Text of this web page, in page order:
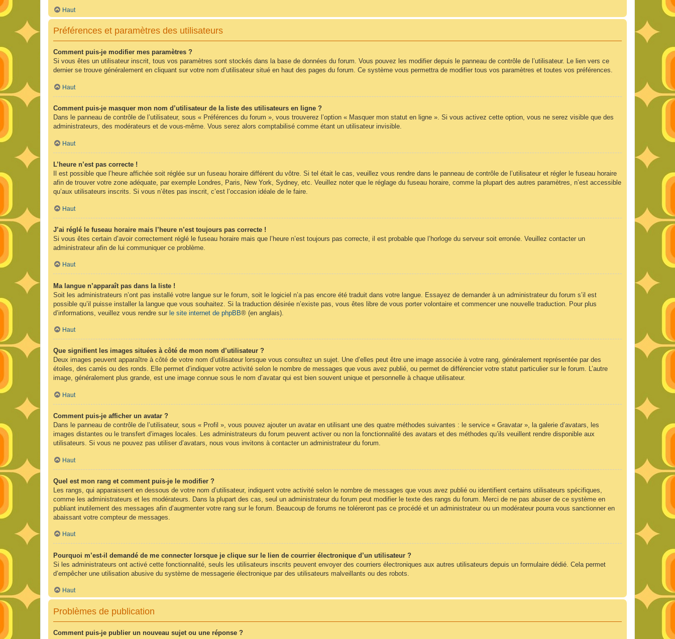
Haut
Préférences et paramètres des utilisateurs
Comment puis-je modifier mes paramètres ?
Si vous êtes un utilisateur inscrit, tous vos paramètres sont stockés dans la base de données du forum. Vous pouvez les modifier depuis le panneau de contrôle de l’utilisateur. Le lien vers ce
dernier se trouve généralement en cliquant sur votre nom d’utilisateur situé en haut des pages du forum. Ce système vous permettra de modifier tous vos paramètres et toutes vos préférences.
Haut
Comment puis-je masquer mon nom d’utilisateur de la liste des utilisateurs en ligne ?
Dans le panneau de contrôle de l’utilisateur, sous « Préférences du forum », vous trouverez l’option « Masquer mon statut en ligne ». Si vous activez cette option, vous ne serez visible que des
administrateurs, des modérateurs et de vous-même. Vous serez alors comptabilisé comme étant un utilisateur invisible.
Haut
L’heure n’est pas correcte !
Il est possible que l’heure affichée soit réglée sur un fuseau horaire différent du vôtre. Si tel était le cas, veuillez vous rendre dans le panneau de contrôle de l’utilisateur et régler le fuseau horaire
afin de trouver votre zone adéquate, par exemple Londres, Paris, New York, Sydney, etc. Veuillez noter que le réglage du fuseau horaire, comme la plupart des autres paramètres, n’est accessible
qu’aux utilisateurs inscrits. Si vous n’êtes pas inscrit, c’est l’occasion idéale de le faire.
Haut
J’ai réglé le fuseau horaire mais l’heure n’est toujours pas correcte !
Si vous êtes certain d’avoir correctement réglé le fuseau horaire mais que l’heure n’est toujours pas correcte, il est probable que l’horloge du serveur soit erronée. Veuillez contacter un
administrateur afin de lui communiquer ce problème.
Haut
Ma langue n’apparaît pas dans la liste !
Soit les administrateurs n’ont pas installé votre langue sur le forum, soit le logiciel n’a pas encore été traduit dans votre langue. Essayez de demander à un administrateur du forum s’il est
possible qu’il puisse installer la langue que vous souhaitez. Si la traduction désirée n’existe pas, vous êtes libre de vous porter volontaire et commencer une nouvelle traduction. Pour plus
d’informations, veuillez vous rendre sur le site internet de phpBB® (en anglais).
Haut
Que signifient les images situées à côté de mon nom d’utilisateur ?
Deux images peuvent apparaître à côté de votre nom d’utilisateur lorsque vous consultez un sujet. Une d’elles peut être une image associée à votre rang, généralement représentée par des
étoiles, des carrés ou des ronds. Elle permet d’indiquer votre activité selon le nombre de messages que vous avez publié, ou permet de différencier votre statut particulier sur le forum. L’autre
image, généralement plus grande, est une image connue sous le nom d’avatar qui est bien souvent unique et personnelle à chaque utilisateur.
Haut
Comment puis-je afficher un avatar ?
Dans le panneau de contrôle de l’utilisateur, sous « Profil », vous pouvez ajouter un avatar en utilisant une des quatre méthodes suivantes : le service « Gravatar », la galerie d’avatars, les
images distantes ou le transfert d’images locales. Les administrateurs du forum peuvent activer ou non la fonctionnalité des avatars et des méthodes qu’ils veuillent rendre disponible aux
utilisateurs. Si vous ne pouvez pas utiliser d’avatars, nous vous invitons à contacter un administrateur du forum.
Haut
Quel est mon rang et comment puis-je le modifier ?
Les rangs, qui apparaissent en dessous de votre nom d’utilisateur, indiquent votre activité selon le nombre de messages que vous avez publié ou identifient certains utilisateurs spécifiques,
comme les administrateurs et les modérateurs. Dans la plupart des cas, seul un administrateur du forum peut modifier le texte des rangs du forum. Merci de ne pas abuser de ce système en
publiant inutilement des messages afin d’augmenter votre rang sur le forum. Beaucoup de forums ne toléreront pas ce procédé et un administrateur ou un modérateur pourra vous sanctionner en
abaissant votre compteur de messages.
Haut
Pourquoi m’est-il demandé de me connecter lorsque je clique sur le lien de courrier électronique d’un utilisateur ?
Si les administrateurs ont activé cette fonctionnalité, seuls les utilisateurs inscrits peuvent envoyer des courriers électroniques aux autres utilisateurs depuis un formulaire dédié. Cela permet
d’empêcher une utilisation abusive du système de messagerie électronique par des utilisateurs malveillants ou des robots.
Haut
Problèmes de publication
Comment puis-je publier un nouveau sujet ou une réponse ?